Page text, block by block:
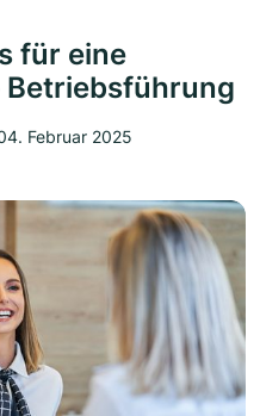
für eine
Februar 2025